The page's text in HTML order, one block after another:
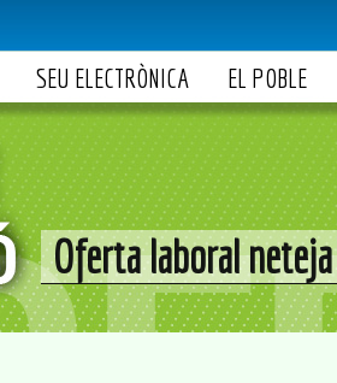
SEU ELECTRÒNICA EL POBLE
Oferta laboral